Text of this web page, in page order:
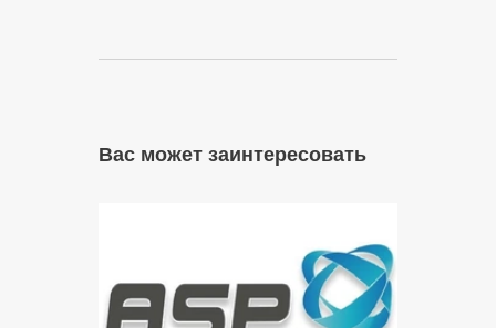
Вас может заинтересовать